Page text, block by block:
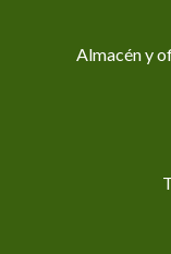
Almacén y